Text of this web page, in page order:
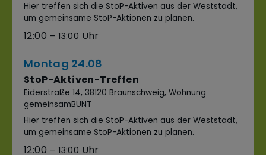
12:00 – 13:00
Hier treffen sich die StoP-Aktiven aus der Weststadt,
um gemeinsame StoP-Aktionen zu planen.
Montag 24.08
12:00 – 13:00
StoP-Aktiven-Treffen
Eiderstraße 14, 38120 Braunschweig, Wohnung
gemeinsamBUNT
Hier treffen sich die StoP-Aktiven aus der Weststadt,
um gemeinsame StoP-Aktionen zu planen.